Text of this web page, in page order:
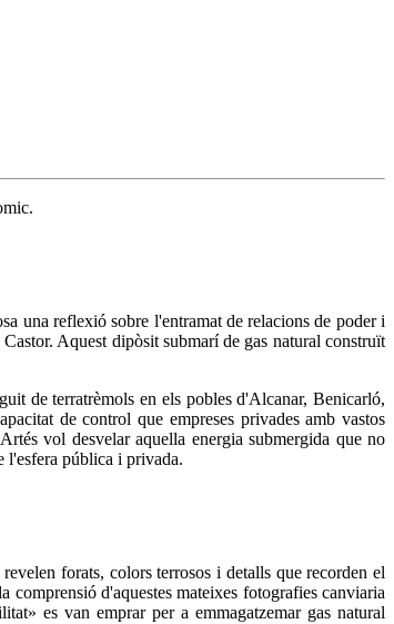
una reflexió sobre l'entramat de relacions de poder i
Aquest dipòsit submarí de gas natural construït
de terratrèmols en els pobles d'Alcanar, Benicarló,
de control que empreses privades amb vastos
vol desvelar aquella energia submergida que no
l'esfera pública i privada.
forats, colors terrosos i detalls que recorden el
d'aquestes mateixes fotografies canviaria
es van emprar per a emmagatzemar gas natural